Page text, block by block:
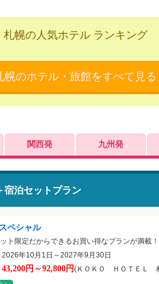
札幌の人気ホテル ランキング
幌のホテル・旅館をすべて見る
関西発 九州発
宿泊セットプラン
ペシャル
ト限定だからできるお買い得なプランが満載！
年10月1日～2027年9月30日
43,200円～92,800円(ＫＯＫＯ ＨＯＴＥＬ